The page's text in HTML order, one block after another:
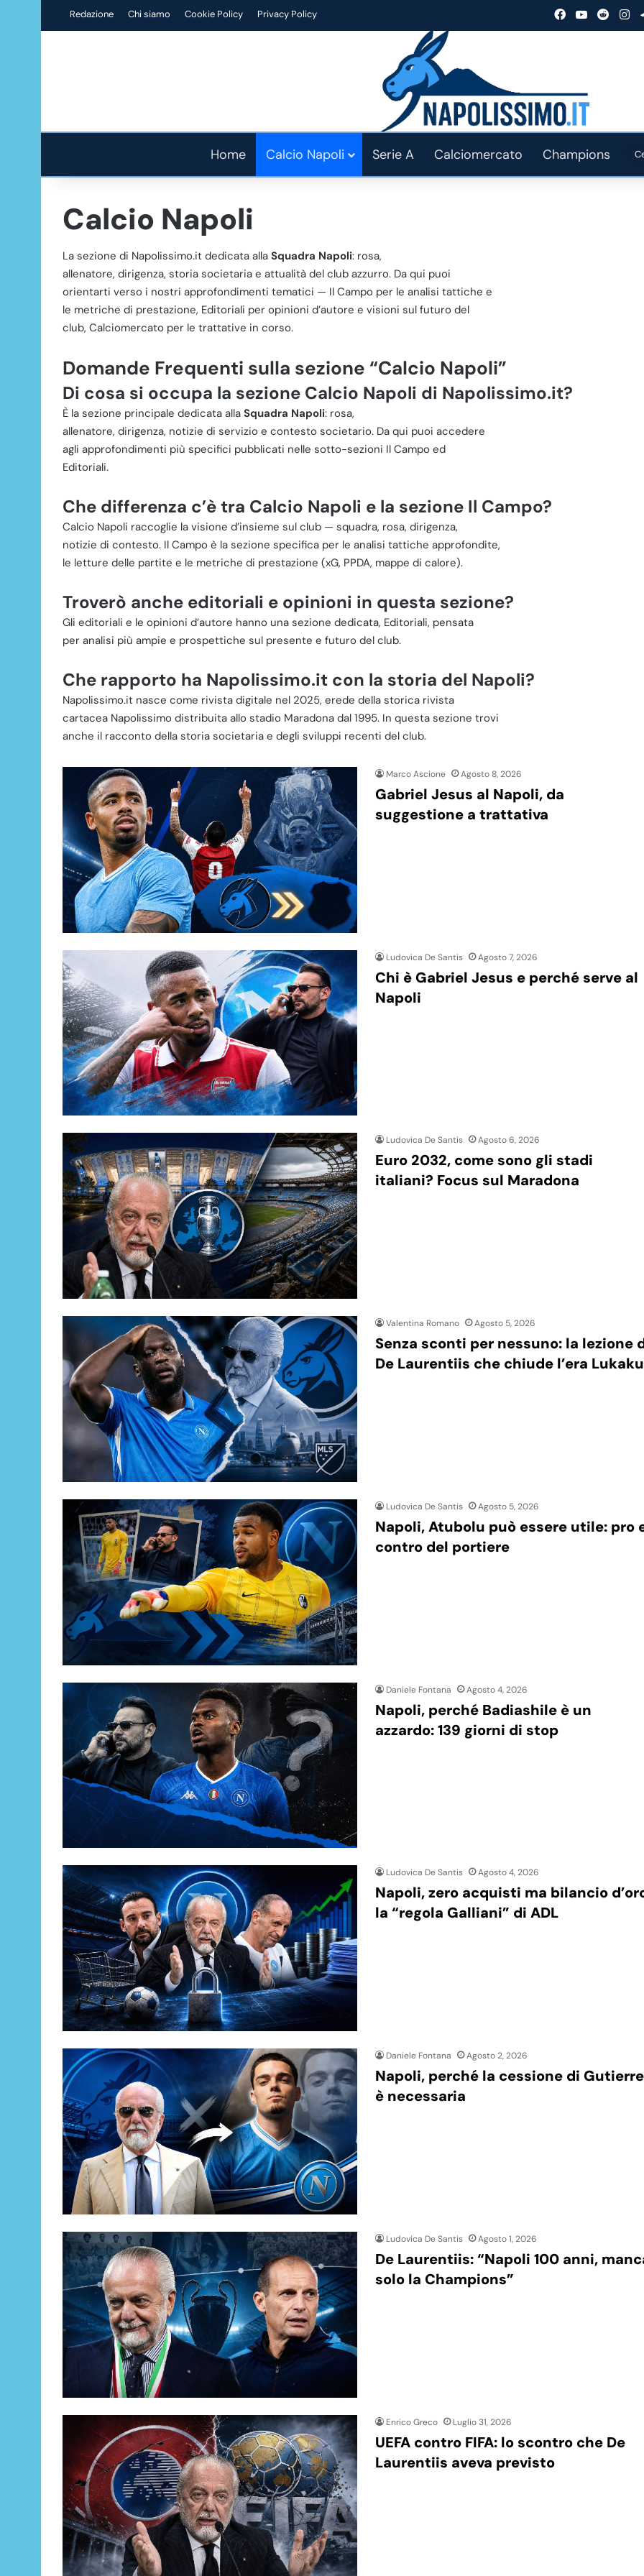
Redazione Chi siamo Cookie Policy Privacy Policy FacebookYou TubeReddit
Home Calcio Napoli Serie A Calciomercato Champions
Calcio Napoli
La sezione di Napolissimo.it dedicata alla Squadra Napoli: rosa,
allenatore, dirigenza, storia societaria e attualità del club azzurro. Da qui puoi
orientarti verso i nostri approfondimenti tematici — Il Campo per le analisi tattiche e
le metriche di prestazione, Editoriali per opinioni d’autore e visioni sul futuro del
club, Calciomercato per le trattative in corso.
Domande Frequenti sulla sezione “Calcio Napoli”
Di cosa si occupa la sezione Calcio Napoli di Napolissimo.it?
È la sezione principale dedicata alla Squadra Napoli: rosa,
allenatore, dirigenza, notizie di servizio e contesto societario. Da qui puoi accedere
agli approfondimenti più specifici pubblicati nelle sotto-sezioni Il Campo ed
Editoriali.
Che differenza c’è tra Calcio Napoli e la sezione Il Campo?
Calcio Napoli raccoglie la visione d’insieme sul club — squadra, rosa, dirigenza,
notizie di contesto. Il Campo è la sezione specifica per le analisi tattiche approfondite,
le letture delle partite e le metriche di prestazione (xG, PPDA, mappe di calore).
Troverò anche editoriali e opinioni in questa sezione?
Gli editoriali e le opinioni d’autore hanno una sezione dedicata, Editoriali, pensata
per analisi più ampie e prospettiche sul presente e futuro del club.
Che rapporto ha Napolissimo.it con la storia del Napoli?
Napolissimo.it nasce come rivista digitale nel 2025, erede della storica rivista
cartacea Napolissimo distribuita allo stadio Maradona dal 1995. In questa sezione trovi
anche il racconto della storia societaria e degli sviluppi recenti del club.
Marco Ascione Agosto 8, 2026
Gabriel Jesus al Napoli, da
suggestione a trattativa
Ludovica De Santis Agosto 7, 2026
Chi è Gabriel Jesus e perché serve al
Napoli
Ludovica De Santis Agosto 6, 2026
Euro 2032, come sono gli stadi
italiani? Focus sul Maradona
Valentina Romano Agosto 5, 2026
Senza sconti per nessuno: la lezione
De Laurentiis che chiude l’era Lukaku
Ludovica De Santis Agosto 5, 2026
Napoli, Atubolu può essere utile: pro
contro del portiere
Daniele Fontana Agosto 4, 2026
Napoli, perché Badiashile è un
azzardo: 139 giorni di stop
Ludovica De Santis Agosto 4, 2026
Napoli, zero acquisti ma bilancio
la “regola Galliani” di ADL
Daniele Fontana Agosto 2, 2026
Napoli, perché la cessione di
è necessaria
Ludovica De Santis Agosto 1, 2026
De Laurentiis: “Napoli 100 anni,
solo la Champions”
Enrico Greco Luglio 31, 2026
UEFA contro FIFA: lo scontro che De
Laurentiis aveva previsto